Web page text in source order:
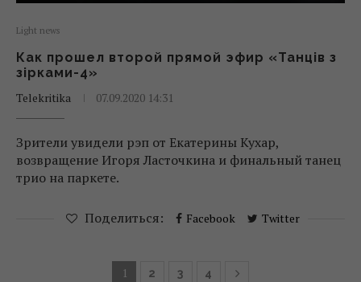
Light news
Как прошел второй прямой эфир «Танців з
зірками-4»
Telekritika
07.09.2020 14:31
Зрители увидели рэп от Екатерины Кухар,
возвращение Игоря Ласточкина и финальный танец
трио на паркете.
Поделиться: Facebook Twitter
1 2 3 4